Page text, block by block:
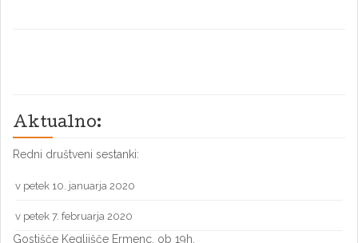
Aktualno:
Redni društveni sestanki:
v petek 10. januarja 2020
v petek 7. februarja 2020
Gostišče Kegljišče Ermenc, ob 19h.